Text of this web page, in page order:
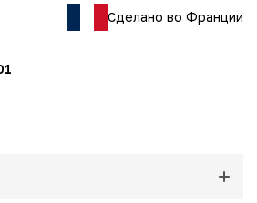
Sève Bleue. Богата марганцем,
барьер, водный баланс,
Оживляет и укрепляет
и микроэлементами,
для ее нормальной работы.
высвобождение молекул.
Сделано во Франции